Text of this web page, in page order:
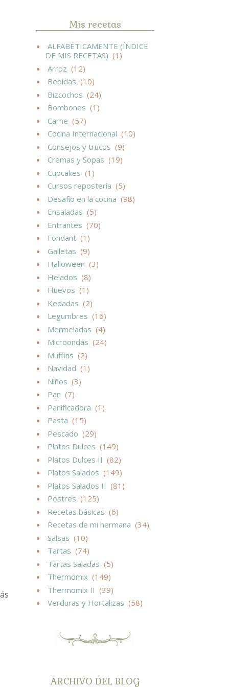
Mis recetas
ALFABÉTICAMENTE (ÍNDICE
DE MIS RECETAS) (1)
Arroz (12)
Bebidas (10)
Bizcochos (24)
Bombones (1)
Carne (57)
Cocina Internacional (10)
Consejos y trucos (9)
Cremas y Sopas (19)
Cupcakes (1)
Cursos repostería (5)
Desafío en la cocina (98)
Ensaladas (5)
Entrantes (70)
Fondant (1)
Galletas (9)
Halloween (3)
Helados (8)
Huevos (1)
Kedadas (2)
Legumbres (16)
Mermeladas (4)
Microondas (24)
Muffins (2)
Navidad (1)
Niños (3)
Pan (7)
Panificadora (1)
Pasta (15)
Pescado (29)
Platos Dulces (149)
Platos Dulces II (82)
Platos Salados (149)
Platos Salados II (81)
Postres (125)
Recetas básicas (6)
Recetas de mi hermana (34)
Salsas (10)
Tartas (74)
Tartas Saladas (5)
Thermomix (149)
Thermomix II (39)
Verduras y Hortalizas (58)
ARCHIVO DEL BLOG